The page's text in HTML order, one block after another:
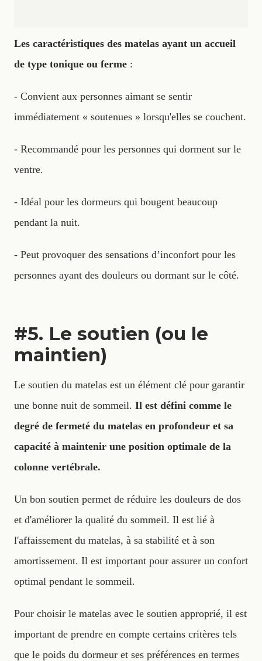
Les caractéristiques des matelas ayant un accueil
de type tonique ou ferme :
- Convient aux personnes aimant se sentir
immédiatement « soutenues » lorsqu'elles se couchent.
- Recommandé pour les personnes qui dorment sur le
ventre.
- Idéal pour les dormeurs qui bougent beaucoup
pendant la nuit.
- Peut provoquer des sensations d’inconfort pour les
personnes ayant des douleurs ou dormant sur le côté.
#5. Le soutien (ou le
maintien)
Le soutien du matelas est un élément clé pour garantir
une bonne nuit de sommeil. Il est défini comme le
degré de fermeté du matelas en profondeur et sa
capacité à maintenir une position optimale de la
colonne vertébrale.
Un bon soutien permet de réduire les douleurs de dos
et d'améliorer la qualité du sommeil. Il est lié à
l'affaissement du matelas, à sa stabilité et à son
amortissement. Il est important pour assurer un confort
optimal pendant le sommeil.
Pour choisir le matelas avec le soutien approprié, il est
important de prendre en compte certains critères tels
que le poids du dormeur et ses préférences en termes